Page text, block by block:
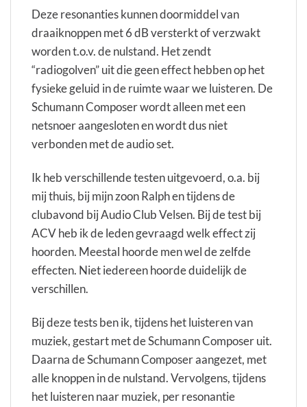
Deze resonanties kunnen doormiddel van
draaiknoppen met 6 dB versterkt of verzwakt
worden t.o.v. de nulstand. Het zendt
“radiogolven” uit die geen effect hebben op het
fysieke geluid in de ruimte waar we luisteren. De
Schumann Composer wordt alleen met een
netsnoer aangesloten en wordt dus niet
verbonden met de audio set.
Ik heb verschillende testen uitgevoerd, o.a. bij
mij thuis, bij mijn zoon Ralph en tijdens de
clubavond bij Audio Club Velsen. Bij de test bij
ACV heb ik de leden gevraagd welk effect zij
hoorden. Meestal hoorde men wel de zelfde
effecten. Niet iedereen hoorde duidelijk de
verschillen.
Bij deze tests ben ik, tijdens het luisteren van
muziek, gestart met de Schumann Composer uit.
Daarna de Schumann Composer aangezet, met
alle knoppen in de nulstand. Vervolgens, tijdens
het luisteren naar muziek, per resonantie